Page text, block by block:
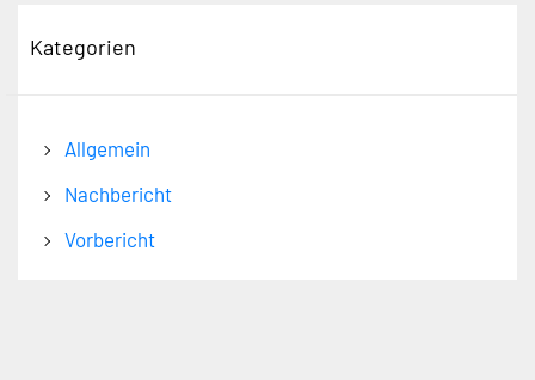
Kategorien
Allgemein
Nachbericht
Vorbericht